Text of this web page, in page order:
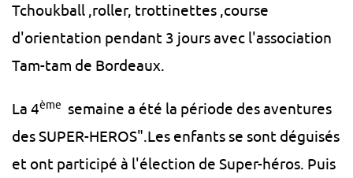
Tchoukball ,roller, trottinettes ,course
d'orientation pendant 3 jours avec l'association
Tam-tam de Bordeaux.
La 4ème semaine a été la période des aventures
des SUPER-HEROS".Les enfants se sont déguisés
et ont participé à l'élection de Super-héros. Puis